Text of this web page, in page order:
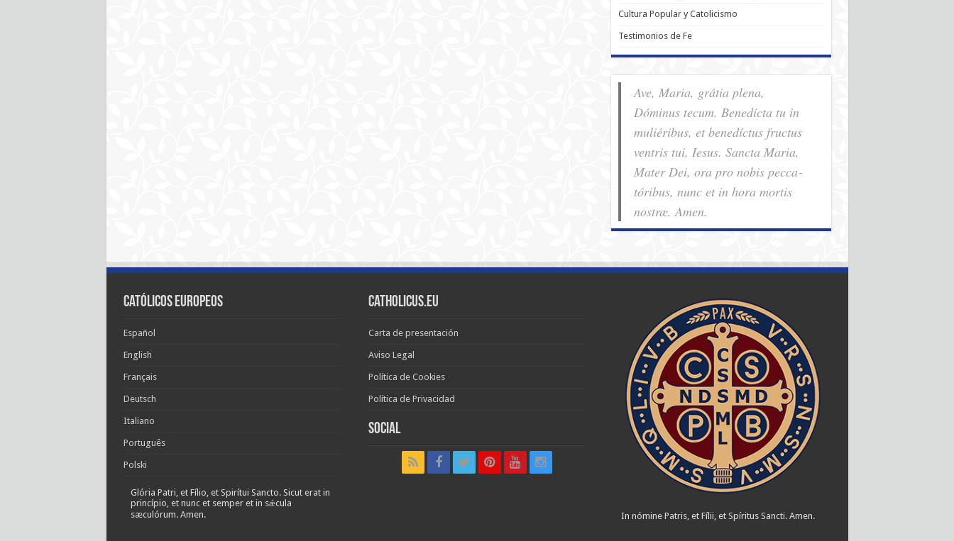
Cultura Popular y Catolicismo
Testimonios de Fe
Ave, Maria, grátia plena,
Dóminus tecum. Benedícta tu in
muliéribus, et benedíctus fructus
ventris tui, Iesus. Sancta Maria,
Mater Dei, ora pro nobis pec­ca­
tóribus, nunc et in hora mortis
nostræ. Amen.
Católicos Europeos
Español
English
Français
Deutsch
Italiano
Português
Polski
Glória Patri, et Fílio, et Spirítui Sancto. Sicut erat in
princípio, et nunc et semper et in sǽcula
sæculórum. Amen.
Catholicus.eu
Carta de presentación
Aviso Legal
Política de Cookies
Política de Privacidad
Social
In nómine Patris, et Fílii, et Spíritus Sancti. Amen.